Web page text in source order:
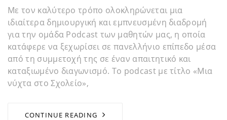
Με τον καλύτερο τρόπο ολοκληρώνεται μια
ιδιαίτερα δημιουργική και εμπνευσμένη διαδρομή
για την ομάδα Podcast των μαθητών μας, η οποία
κατάφερε να ξεχωρίσει σε πανελλήνιο επίπεδο μέσα
από τη συμμετοχή της σε έναν απαιτητικό και
καταξιωμένο διαγωνισμό. Το podcast με τίτλο «Μια
νύχτα στο Σχολείο»,
CONTINUE READING